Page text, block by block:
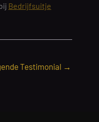
Bedrijfsuitje
Testimonial →